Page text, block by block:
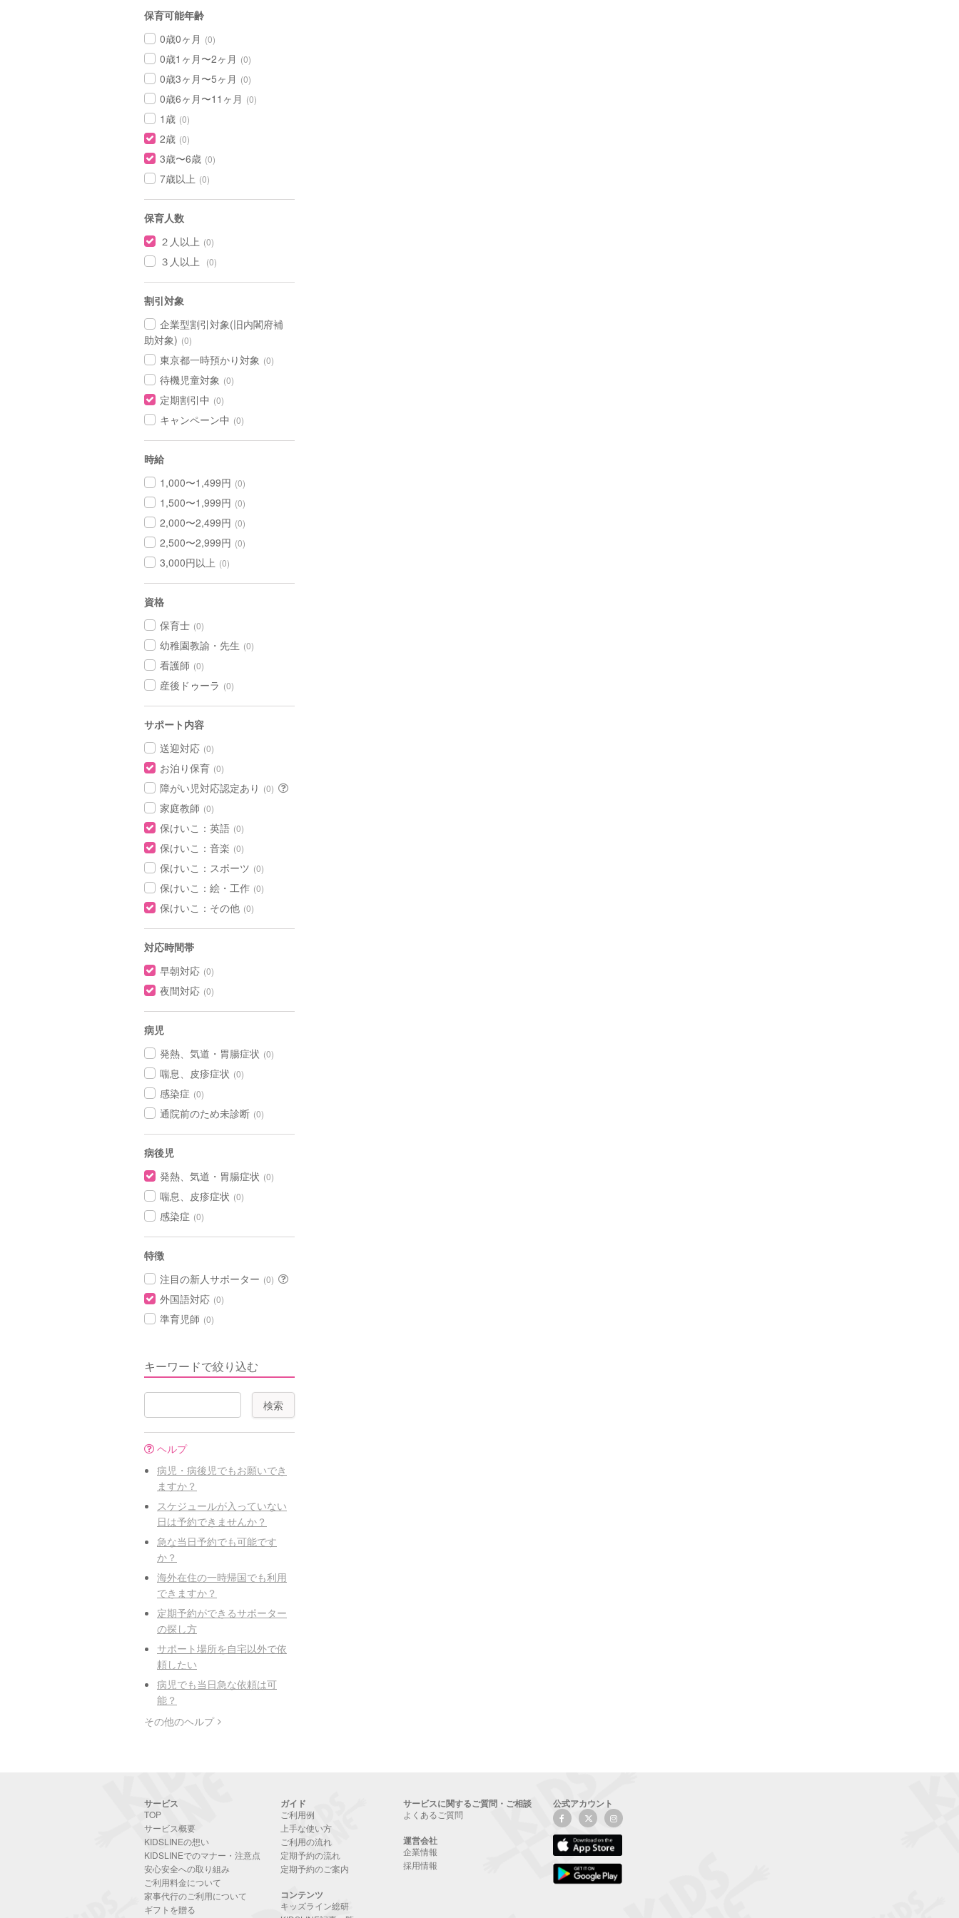
保育可能年齢
0歳0ヶ月 (0)
0歳1ヶ月〜2ヶ月 (0)
0歳3ヶ月〜5ヶ月 (0)
0歳6ヶ月〜11ヶ月 (0)
1歳 (0)
2歳 (0)
3歳〜6歳 (0)
7歳以上 (0)
保育人数
２人以上 (0)
３人以上 (0)
割引対象
企業型割引対象(旧内閣府補
助対象) (0)
東京都一時預かり対象 (0)
待機児童対象 (0)
定期割引中 (0)
キャンペーン中 (0)
時給
1,000〜1,499円 (0)
1,500〜1,999円 (0)
2,000〜2,499円 (0)
2,500〜2,999円 (0)
3,000円以上 (0)
資格
保育士 (0)
幼稚園教諭・先生 (0)
看護師 (0)
産後ドゥーラ (0)
サポート内容
送迎対応 (0)
お泊り保育 (0)
障がい児対応認定あり (0)
家庭教師 (0)
保けいこ：英語 (0)
保けいこ：音楽 (0)
保けいこ：スポーツ (0)
保けいこ：絵・工作 (0)
保けいこ：その他 (0)
対応時間帯
早朝対応 (0)
夜間対応 (0)
病児
発熱、気道・胃腸症状 (0)
喘息、皮疹症状 (0)
感染症 (0)
通院前のため未診断 (0)
病後児
発熱、気道・胃腸症状 (0)
喘息、皮疹症状 (0)
感染症 (0)
特徴
注目の新人サポーター (0)
外国語対応 (0)
準育児師 (0)
キーワードで絞り込む
ヘルプ
病児・病後児でもお願いでき
ますか？
スケジュールが入っていない
日は予約できませんか？
急な当日予約でも可能です
か？
海外在住の一時帰国でも利用
できますか？
定期予約ができるサポーター
の探し方
サポート場所を自宅以外で依
頼したい
病児でも当日急な依頼は可
能？
その他のヘルプ
サービス
TOP
サービス概要
KIDSLINEの想い
KIDSLINEでのマナー・注意点
安心安全への取り組み
ご利用料金について
家事代行のご利用について
ギフトを贈る
ガイド
ご利用例
上手な使い方
ご利用の流れ
定期予約の流れ
定期予約のご案内
コンテンツ
キッズライン総研
サービスに関するご質問・ご相談
よくあるご質問
運営会社
企業情報
採用情報
公式アカウント